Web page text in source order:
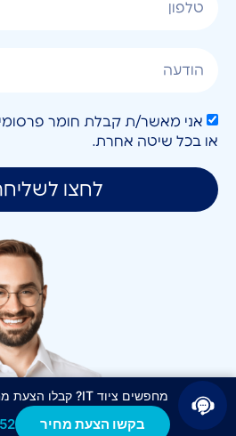
או בכל שיטה אחרת.
לחצו
מחפשים ציוד IT? קבלו הצעת מחיר תוך 24 שעות!
בקשו הצעת מחיר